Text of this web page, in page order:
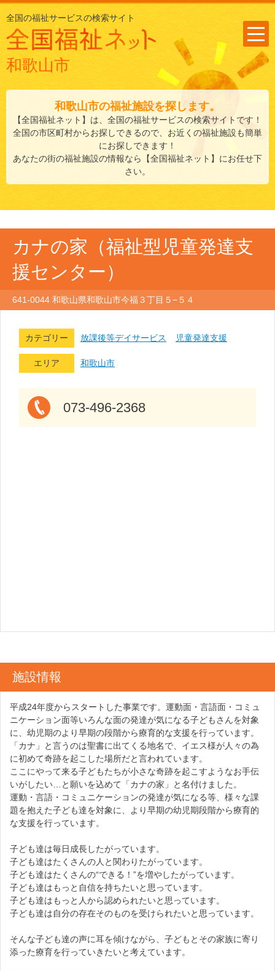
全国の福祉サービスの検索サイト
和歌山市
和歌山市の福祉施設を探します。
【全国福祉ネット】は、全国の福祉サービスの検索サイトです！
全国の市区町村からお探しできるので、お近くの福祉施設も簡単
にお探しできます！
あなたの街の福祉施設の情報なら【全国福祉ネット】にお任せ下
さい。
カナの家（福祉型児童発達支
援センター）
641-0044 和歌山県和歌山市今福３丁目５−５４
カテゴリー 放課後等デイサービス 児童発達支援
エリア 和歌山市
073-496-2368
施設情報
平成24年度からスタートした事業です。運動面・言語面・コミュ
ニケーション面等いろんな面の発達が気になる子どもさんを対象
に、幼児期のより早期の段階から療育的な支援を行っています。
「カナ」と言うのは聖書に出てくる地名で、イエス様が人々の為
に初めて奇跡を起こした場所だと言われています。
ここにやって来る子どもたちが小さな奇跡を起こすようなお手伝
いがしたい…と願いを込めて「カナの家」と名付けました。
運動・言語・コミュニケーションの発達が気になる等、様々な課
題を抱えた子ども達を対象に、より早期の幼児期段階から療育的
な支援を行っています。
子ども達は毎日成長したがっています。
子ども達はたくさんの人と関わりたがっています。
子ども達はたくさんの“できる！”を増やしたがっています。
子ども達はもっと自信を持ちたいと思っています。
子ども達はもっと人から認められたいと思っています。
子ども達は自分の存在そのものを受けられたいと思っています。
そんな子ども達の声に耳を傾けながら、子どもとその家族に寄り
添った療育を行っていきたいと考えています。